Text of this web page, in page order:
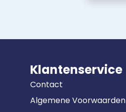
Klantenservice
Contact
Algemene Voorwaarden